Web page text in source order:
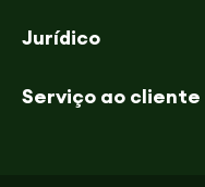
Jurídico
Serviço ao cliente